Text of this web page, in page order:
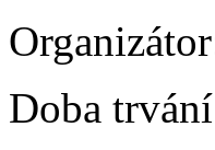
Doba